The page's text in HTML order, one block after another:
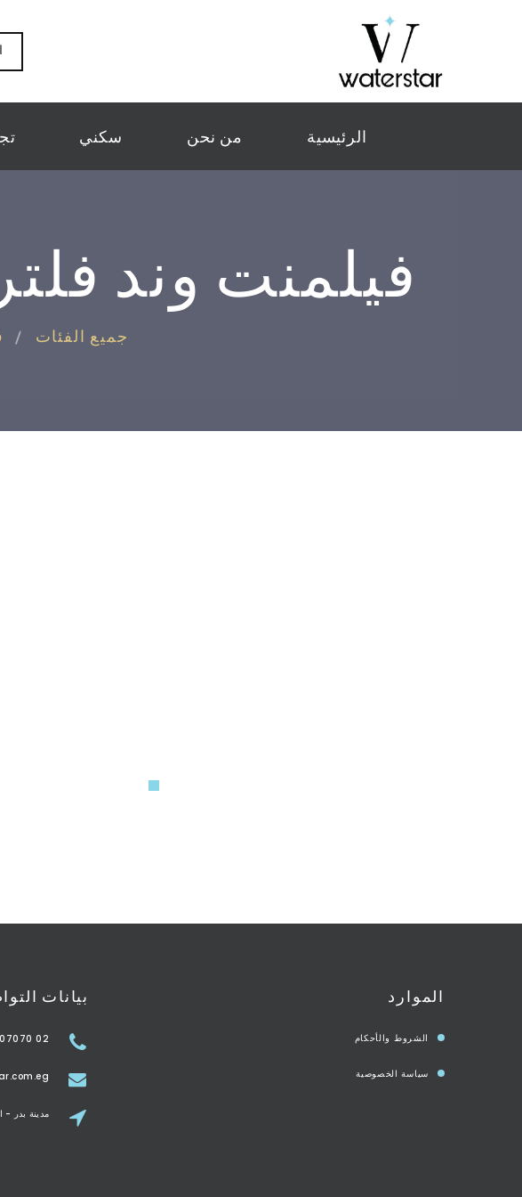
الرئيسية من نحن سكني
فيلمنت وند
جميع الفئات
الموارد
الشروط والأحكام
سياسة الخصوصية
بيانات
02 23507070
مدينة بدر -